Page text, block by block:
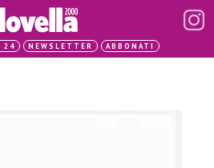
24 NEWSLETTER ABBONATI